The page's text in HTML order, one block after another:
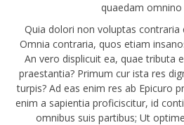
quaedam omnino
Quia dolori non voluptas contraria
Omnia contraria, quos etiam
An vero displicuit ea, quae tributa
praestantia? Primum cur ista res
turpis? Ad eas enim res ab Epicuro
enim a sapientia proficiscitur, id
omnibus suis partibus; Ut